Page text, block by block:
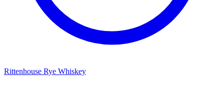
Rittenhouse Rye Whiskey